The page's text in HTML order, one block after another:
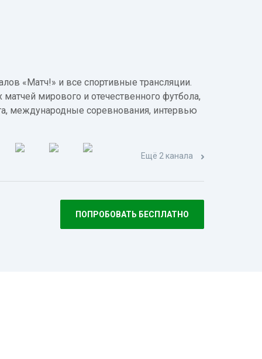
«Матч!» и все спортивные трансляции.
мирового и отечественного футбола,
международные соревнования, интервью
Ещё 2 канала
ПОПРОБОВАТЬ БЕСПЛАТНО